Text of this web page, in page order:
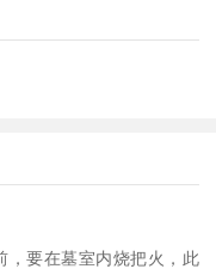
，要在墓室内烧把火，此